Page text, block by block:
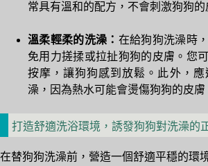
常具有溫和的配方，不會刺激狗狗的
溫柔輕柔的洗澡： 在給狗狗洗澡時
免用力搓揉或拉扯狗狗的皮膚。您
按摩，讓狗狗感到放鬆。此外，
澡，因為熱水可能會燙傷狗狗的皮膚
打造舒適洗浴環境，誘發狗狗對洗澡的
在替狗狗洗澡前，營造一個舒適平穩的環